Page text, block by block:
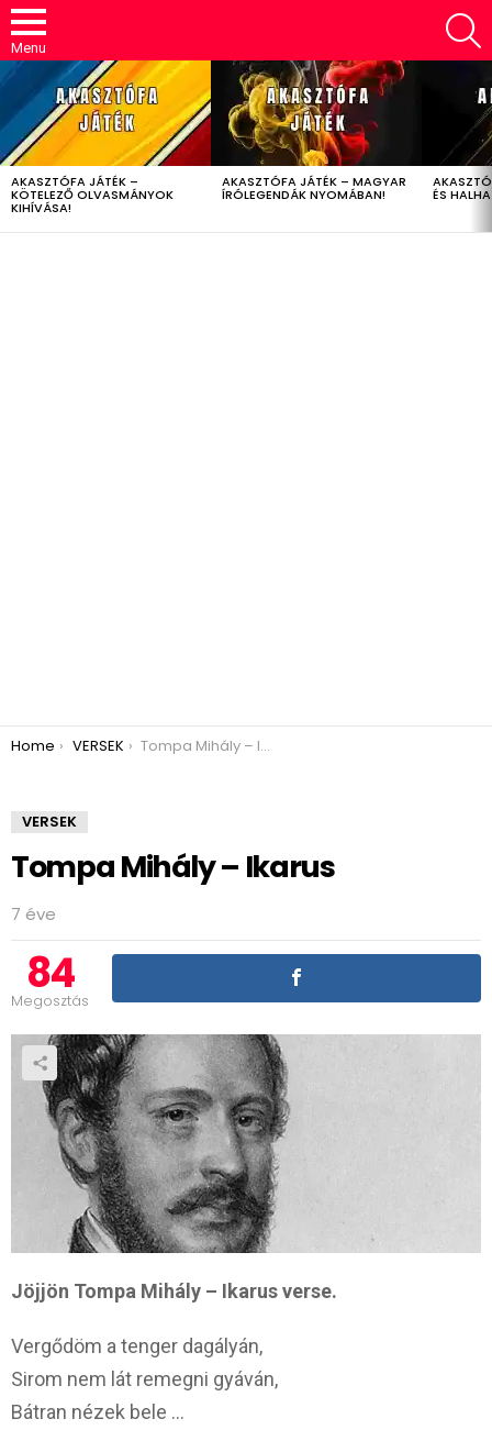
Menu
LATEST
STORIES
AKASZTÓFA JÁTÉK –
KÖTELEZŐ OLVASMÁNYOK
KIHÍVÁSA!
AKASZTÓFA JÁTÉK – MAGYAR
ÍRÓLEGENDÁK NYOMÁBAN! ÉS
You are here:
Home VERSEK Tompa Mihály – Ikarus
VERSEK
Tompa Mihály – Ikarus
7 éve
84
Megosztás
Jöjjön Tompa Mihály – Ikarus verse.
Vergődöm a tenger dagályán,
Sirom nem lát remegni gyáván,
Bátran nézek bele …